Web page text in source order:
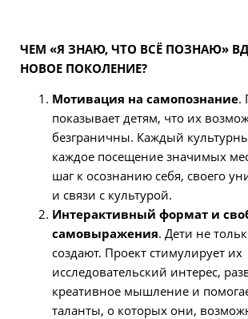
ЧЕМ «Я ЗНАЮ, ЧТО ВСЁ ПОЗНАЮ»
НОВОЕ ПОКОЛЕНИЕ?
Мотивация на самопознание.
показывает детям, что их
безграничны. Каждый
каждое посещение значимых
шаг к осознанию себя, своего
и связи с культурой.
Интерактивный формат и
самовыражения. Дети не
создают. Проект стимулирует их
исследовательский интерес,
креативное мышление и
таланты, о которых они,